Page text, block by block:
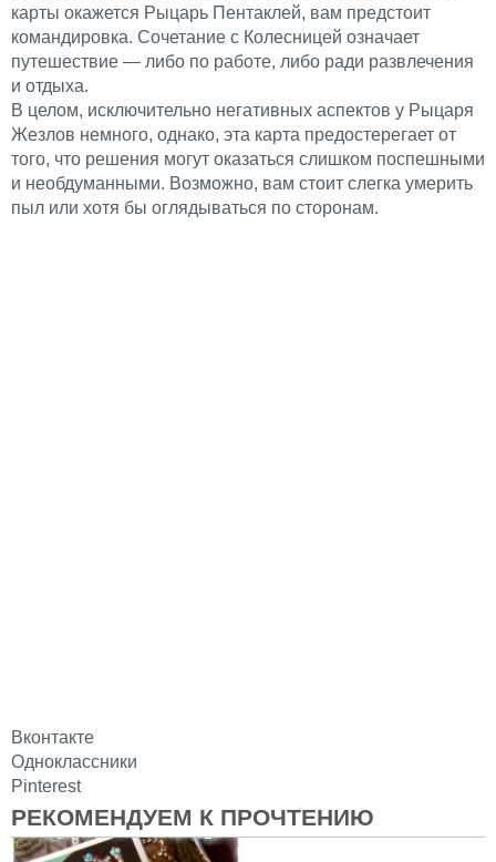
карты окажется Рыцарь Пентаклей, вам предстоит
командировка. Сочетание с Колесницей означает
путешествие — либо по работе, либо ради развлечения
и отдыха.
В целом, исключительно негативных аспектов у Рыцаря
Жезлов немного, однако, эта карта предостерегает от
того, что решения могут оказаться слишком поспешными
и необдуманными. Возможно, вам стоит слегка умерить
пыл или хотя бы оглядываться по сторонам.
Вконтакте
Одноклассники
Pinterest
РЕКОМЕНДУЕМ К ПРОЧТЕНИЮ